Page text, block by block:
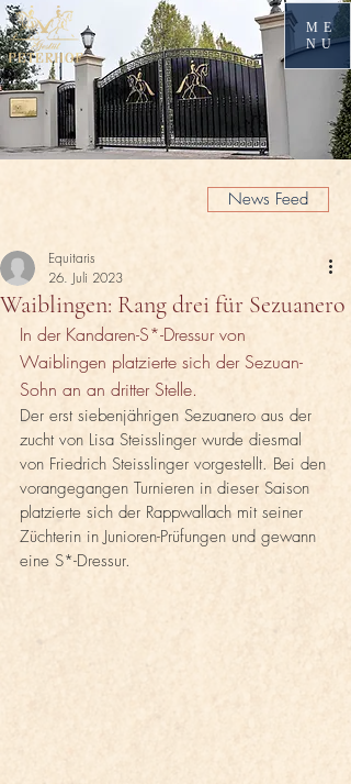
ME
NU
News Feed
Waiblingen: Rang drei für Sezuanero
Equitaris
26. Juli 2023
In der Kandaren-S*-Dressur von
Waiblingen platzierte sich der Sezuan-
Sohn an an dritter Stelle.
Der erst siebenjährigen Sezuanero aus der
zucht von Lisa Steisslinger wurde diesmal
von Friedrich Steisslinger vorgestellt. Bei den
vorangegangen Turnieren in dieser Saison
platzierte sich der Rappwallach mit seiner
Züchterin in Junioren-Prüfungen und gewann
eine S*-Dressur.